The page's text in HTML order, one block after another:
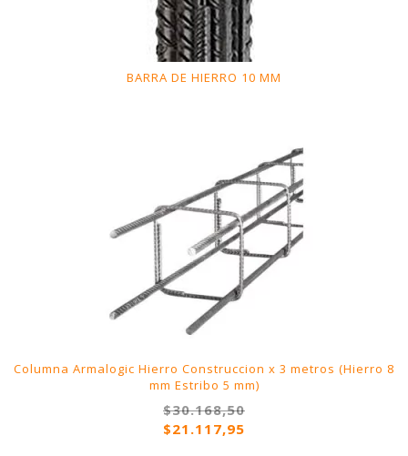
BARRA DE HIERRO 10 MM
Columna Armalogic Hierro Construccion x 3 metros (Hierro 8
mm Estribo 5 mm)
$30.168,50
$21.117,95